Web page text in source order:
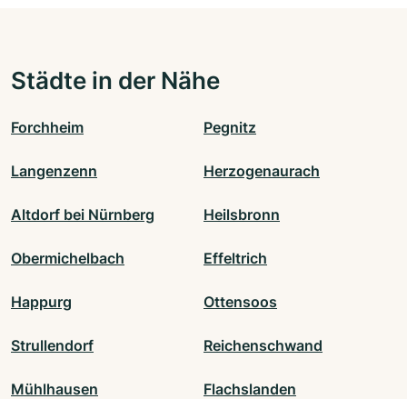
Städte in der Nähe
Forchheim Pegnitz
Langenzenn Herzogenaurach
Altdorf bei Nürnberg Heilsbronn
Obermichelbach Effeltrich
Happurg Ottensoos
Strullendorf Reichenschwand
Mühlhausen
Flachslanden